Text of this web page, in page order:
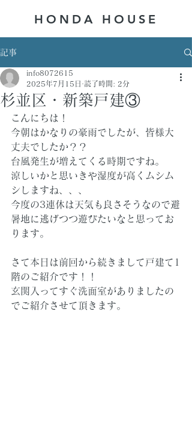
HONDA ​HOUSE
記事
杉並区・新築戸建③
info8072615
2025年7月15日
読了時間: 2分
こんにちは！
今朝はかなりの豪雨でしたが、皆様大
丈夫でしたか？？
台風発生が増えてくる時期ですね。
涼しいかと思いきや湿度が高くムシム
シしますね、、、
今度の3連休は天気も良さそうなので避
暑地に逃げつつ遊びたいなと思ってお
ります。
さて本日は前回から続きまして戸建て1
階のご紹介です！！
玄関入ってすぐ洗面室がありましたの
でご紹介させて頂きます。